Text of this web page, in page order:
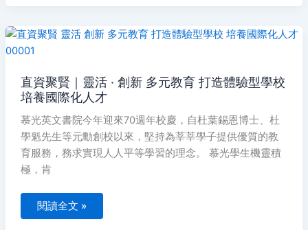
直資聚賢｜靈活 ‧ 創新 多元教育 打造體驗型學校
培養國際化人才
慕光英文書院今年迎來70週年校慶，自杜葉錫恩博士、杜
學魁先生等元勳創校以來，堅持為莘莘學子提供優質的教
育服務，務求實現人人平等學習的理念。 慕光學生機靈積
極，肯
直
資
靈
活
‧
創
新
多
元
教
育
打
造
驗
型
學
校
閱讀全文 »